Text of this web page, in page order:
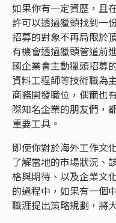
如果你有一定資歷，且
許可以透過獵頭找到一
招募的對象不再局限於
有機會透過獵頭管道前
國企業會主動獵頭招募
資料工程師等技術職為
商務開發職位，偶爾也
際知名企業的朋友們，
重要工具。
即使你對於海外工作文
了解當地的市場狀況、
格與期待、以及企業文
的過程中，如果有一個
職涯提出策略規劃，將